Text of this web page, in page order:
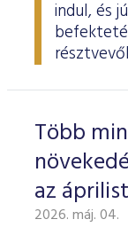
indul, és
Több
az áprilist
2026. máj. 04.